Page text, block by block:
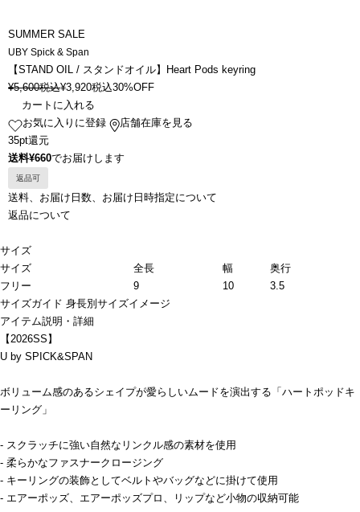
SUMMER SALE
UBY Spick & Span
【STAND OIL / スタンドオイル】Heart Pods keyring
¥5,600税込¥3,920税込30%OFF
カートに入れる
お気に入りに登録
店舗在庫を見る
35pt還元
送料¥660でお届けします
返品可
送料、お届け日数、お届け日時指定について
返品について
サイズ
サイズ
全長 幅
奥行
フリー
9 10
3.5
サイズガイド 身長別サイズイメージ
アイテム説明・詳細
【2026SS】
U by SPICK&SPAN
ボリューム感のあるシェイプが愛らしいムードを演出する「ハートポッドキ
ーリング」
- スクラッチに強い自然なリンクル感の素材を使用
- 柔らかなファスナークロージング
- キーリングの装飾としてベルトやバッグなどに掛けて使用
- エアーポッズ、エアーポッズプロ、リップなど小物の収納可能